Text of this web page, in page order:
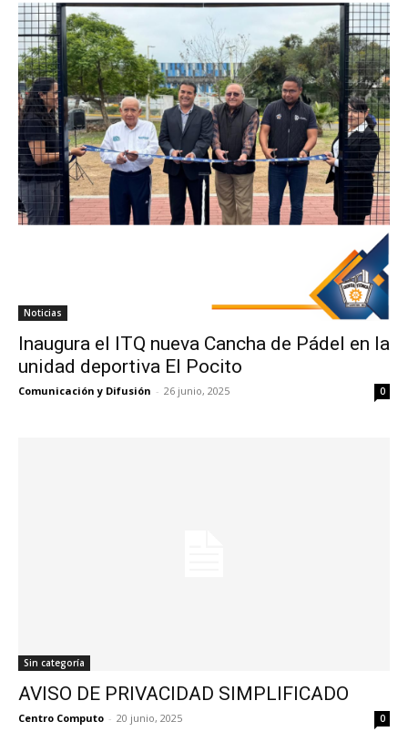
Noticias
Inaugura el ITQ nueva Cancha de Pádel en la
unidad deportiva El Pocito
Comunicación y Difusión - 26 junio, 2025 0
Sin categoría
AVISO DE PRIVACIDAD SIMPLIFICADO
Centro Computo - 20 junio, 2025 0